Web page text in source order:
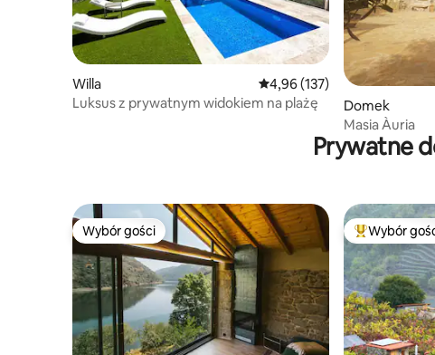
Willa Średnia ocena: 4,96 na 5,
4,96 (137)
Luksus z prywatnym widokiem na plażę
Domek
Masia Àuria
Prywatne
Wybór gości
Wybór gości Wybór